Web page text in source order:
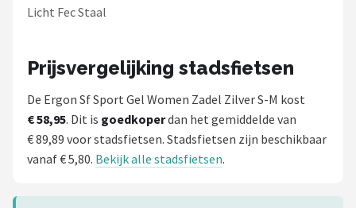
Alle merken →
Licht Fec Staal
Prijsvergelijking stadsfietsen
De Ergon Sf Sport Gel Women Zadel Zilver S-M kost
€ 58,95. Dit is goedkoperdan het gemiddelde van
€ 89,89 voor stadsfietsen. Stadsfietsen zijn beschikbaar
vanaf € 5,80. Bekijk alle stadsfietsen.